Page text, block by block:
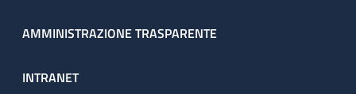
AMMINISTRAZIONE TRASPARENTE
INTRANET